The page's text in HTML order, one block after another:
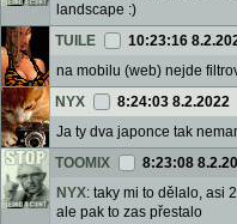
landscape :)
TUILE
10:23:16
na mobilu (web) nejde
NYX
8:24:03 8.2.2022
Ja ty dva japonce tak
TOOMIX
8:23:08
NYX: taky mi to dělalo, asi
ale pak to zas přestalo